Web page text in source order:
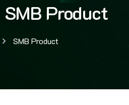
SMB Product
SMB Product